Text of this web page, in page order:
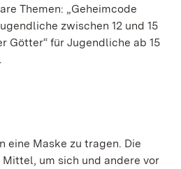
Themen: „Geheimcode
zwischen 12 und 15
Götter“ für Jugendliche ab 15
eine Maske zu tragen. Die
um sich und andere vor